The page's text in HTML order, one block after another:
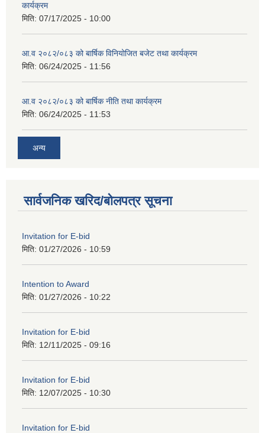
कार्यक्रम
मिति: 07/17/2025 - 10:00
आ.व २०८२/०८३ को बार्षिक विनियोजित बजेट तथा कार्यक्रम
मिति: 06/24/2025 - 11:56
आ.व २०८२/०८३ को बार्षिक नीति तथा कार्यक्रम
मिति: 06/24/2025 - 11:53
अन्य
सार्वजनिक खरिद/बोलपत्र सूचना
Invitation for E-bid
मिति: 01/27/2026 - 10:59
Intention to Award
मिति: 01/27/2026 - 10:22
Invitation for E-bid
मिति: 12/11/2025 - 09:16
Invitation for E-bid
मिति: 12/07/2025 - 10:30
Invitation for E-bid